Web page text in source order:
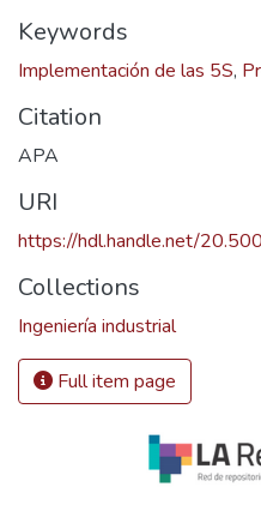
Keywords
Implementación de las 5S,
Citation
APA
URI
https://hdl.handle.net/
Collections
Ingeniería industrial
Full item page